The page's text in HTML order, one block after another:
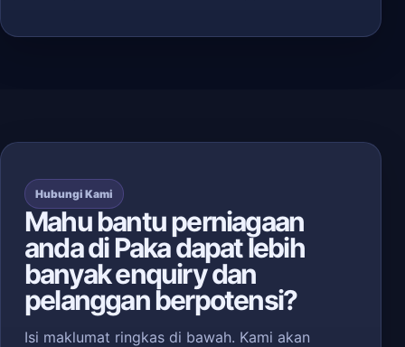
Hubungi Kami
Mahu bantu perniagaan
anda di Paka dapat lebih
banyak enquiry dan
pelanggan berpotensi?
Isi maklumat ringkas di bawah. Kami akan